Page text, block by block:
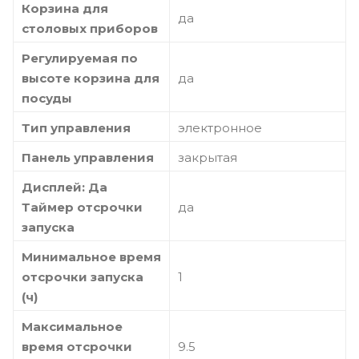
Корзина для
столовых приборов
да
Регулируемая по
высоте корзина для
посуды
да
Тип управления
электронное
Панель управления
закрытая
Дисплей: Да
Таймер отсрочки
запуска
да
Минимальное время
отсрочки запуска
(ч)
1
Максимальное
время отсрочки
9.5